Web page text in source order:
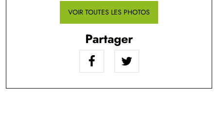
VOIR TOUTES LES PHOTOS
Partager